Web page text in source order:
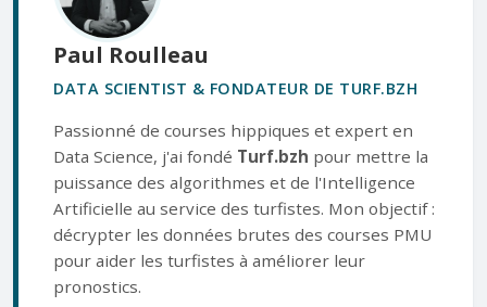
Paul Roulleau
DATA SCIENTIST & FONDATEUR DE TURF.BZH
Passionné de courses hippiques et expert en
Data Science, j'ai fondé Turf.bzh pour mettre la
puissance des algorithmes et de l'Intelligence
Artificielle au service des turfistes. Mon objectif :
décrypter les données brutes des courses PMU
pour aider les turfistes à améliorer leur
pronostics.